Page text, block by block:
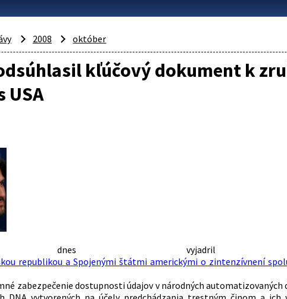
2008 október
kľúčový dokument k
USA
dnes
republikou a Spojenými štátmi americkými o zintenzívnení
zabezpečenie dostupnosti údajov v národných